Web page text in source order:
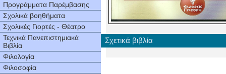
Προγράμματα Παρέμβασης
Σχολικά βοηθήματα
Σχολικές Γιορτές - Θέατρο
Τεχνικά Πανεπιστημιακά
Βιβλία
Φιλολογία
Φιλοσοφία
Σχετικά βιβλία